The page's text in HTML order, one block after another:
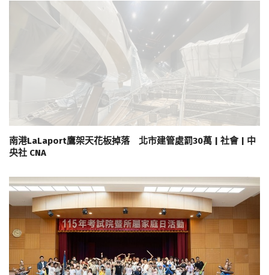
南港LaLaport鷹架天花板掉落 北市建管處罰30萬 | 社會 | 中
央社 CNA